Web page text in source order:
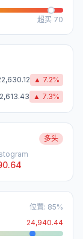
超买 70
▲ 7.2%
▲ 7.3%
多头
位置: 85%
24,940.44